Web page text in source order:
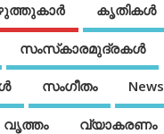
കൃതികൾ
സംസ്‌കാരമുദ്രകള്‍
സംഗീതം News
വൃത്തം വ്യാകരണം